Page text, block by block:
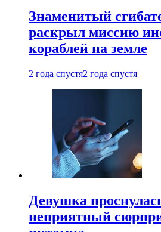
Знаменитый
раскрыл миссию
кораблей на земле
2 года спустя2 года спустя
Девушка
неприятный